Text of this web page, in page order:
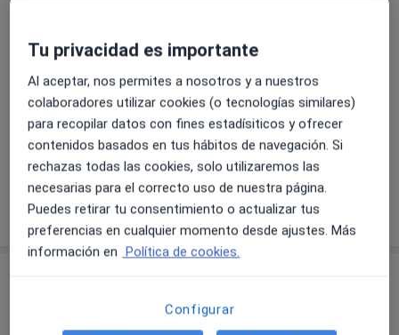
Hipertensión
Cefalea (dolor de cabeza)
Diabetes
Pacientes que atiendo
Adultos
Niños a partir de 1 años
Mostrar más detalles
sobre la experiencia
Tu privacidad es importante
Al aceptar, nos permites a nosotros y a nuestros
colaboradores utilizar cookies (o tecnologías similares)
para recopilar datos con fines estadísiticos y ofrecer
contenidos basados en tus hábitos de navegación. Si
rechazas todas las cookies, solo utilizaremos las
necesarias para el correcto uso de nuestra página.
Puedes retirar tu consentimiento o actualizar tus
preferencias en cualquier momento desde ajustes. Más
información en Política de cookies.
Configurar